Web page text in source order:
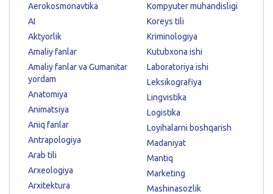
Aerokosmonavtika
AI
Aktyorlik
Amaliy fanlar
Amaliy fanlar va Gumanitar
yordam
Anatomiya
Animatsiya
Aniq fanlar
Antrapologiya
Arab tili
Arxeologiya
Arxitektura
Kompyuter muhandisligi
Koreys tili
Kriminologiya
Kutubxona ishi
Laboratoriya ishi
Leksikografiya
Lingvistika
Logistika
Loyihalarni boshqarish
Madaniyat
Mantiq
Marketing
Mashinasozlik